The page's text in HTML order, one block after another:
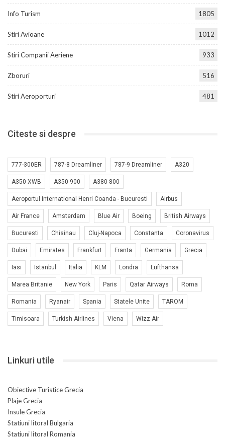
Info Turism 1805
Stiri Avioane 1012
Stiri Companii Aeriene 933
Zboruri 516
Stiri Aeroporturi 481
Citeste si despre
777-300ER 787-8 Dreamliner 787-9 Dreamliner A320
A350 XWB A350-900 A380-800
Aeroportul International Henri Coanda - Bucuresti Airbus
Air France Amsterdam Blue Air Boeing British Airways
Bucuresti Chisinau Cluj-Napoca Constanta Coronavirus
Dubai Emirates Frankfurt Franta Germania Grecia
Iasi Istanbul Italia KLM Londra Lufthansa
Marea Britanie New York Paris Qatar Airways Roma
Romania Ryanair Spania Statele Unite TAROM
Timisoara Turkish Airlines Viena Wizz Air
Linkuri utile
Obiective Turistice Grecia
Plaje Grecia
Insule Grecia
Statiuni litoral Bulgaria
Statiuni litoral Romania